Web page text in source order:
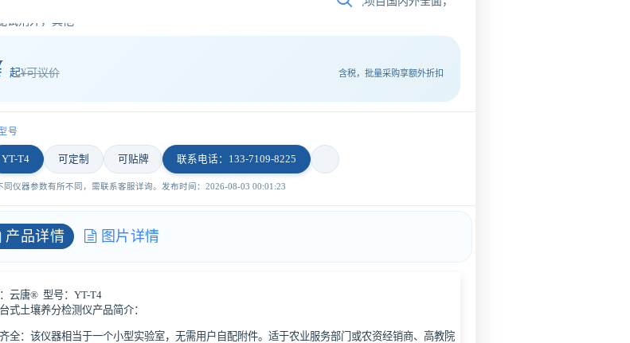
试剂外，其他
起¥可议价 含税，批量采购享额外折扣
号
YT-T4 可定制 可贴牌 联系电话：133-7109-8225
同仪器参数有所不同，需联系客服详询。发布时间：2026-08-03 00:01:23
产品详情 图片详情
云唐® 型号：YT-T4
式土壤养分检测仪产品简介：
全：该仪器相当于一个小型实验室，无需用户自配附件。适于农业服务部门或农资经销商、高教院